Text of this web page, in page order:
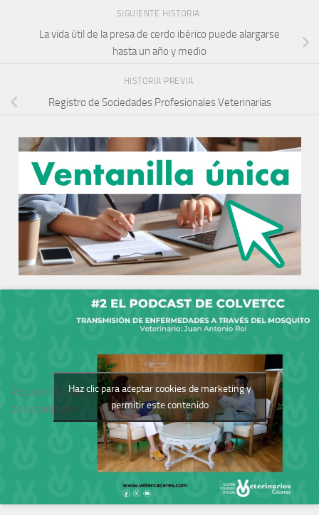
SIGUIENTE HISTORIA
La vida útil de la presa de cerdo ibérico puede alargarse
hasta un año y medio
HISTORIA PREVIA
Registro de Sociedades Profesionales Veterinarias
Podcast del Colegio
de Veterinarios
Haz clic para aceptar cookies de marketing y
permitir este contenido